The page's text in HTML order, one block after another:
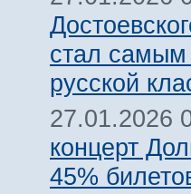
стал
русской
27.01.2026
концерт
45%